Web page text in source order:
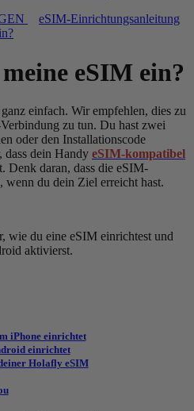
eSIM-Einrichtungsanleitung
eSIM ein?
einfach. Wir empfehlen, dies zu
zu tun. Du hast zwei
oder den Installationscode
dass dein Handy eSIM-kompatibel
Denk daran, dass die eSIM-
du dein Ziel erreicht hast.
wie du eine eSIM einrichtest und
aktivierst.
iPhone einrichtet
einrichtet
Holafly eSIM